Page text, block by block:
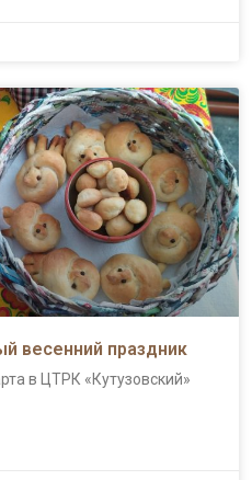
весенний праздник
в ЦТРК «Кутузовский»